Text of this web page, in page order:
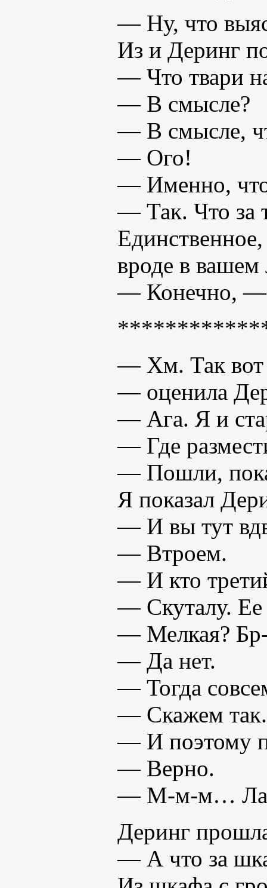
— Ну, что
Из и Деринг
— Что твари
— В смысле?
— В смысле,
— Ого!
— Именно,
— Так. Что за
вроде в вашем
— Конечно, —
— Хм. Так вот
— оценила
— Ага. Я и
— Где
— Пошли,
Я показал
— И вы тут
— Втроем.
— И кто
— Скуталу. Ее
— Мелкая?
— Да нет.
— Тогда
— Скажем так.
— И поэтому
— Верно.
— М-м-м…
Деринг
— А что за